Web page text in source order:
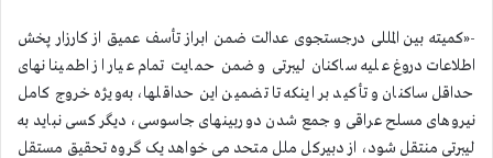
-«کمیته بین المللی درجستجوی عدالت ضمن ابراز تأسف عمیق از کارزار پخش
اطلاعات دروغ علیه ساکنان لیبرتی و ضمن حمایت تمام عیار از اطمینانهای
حداقل ساکنان و تأکید بر اینکه تا تضمین این حداقلها، به‌ویژه خروج کامل
نیروهای مسلح عراقی و جمع شدن دوربینهای جاسوسی، دیگر کسی نباید به
لیبرتی منتقل شود، از دبیرکل ملل متحد می خواهد یک گروه تحقیق مستقل